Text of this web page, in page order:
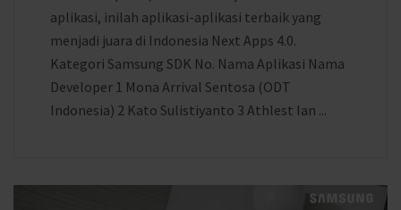
aplikasi, inilah aplikasi-aplikasi terbaik yang
menjadi juara di Indonesia Next Apps 4.0.
Kategori Samsung SDK No. Nama Aplikasi Nama
Developer 1 Mona Arrival Sentosa (ODT
Indonesia) 2 Kato Sulistiyanto 3 Athlest Ian ...